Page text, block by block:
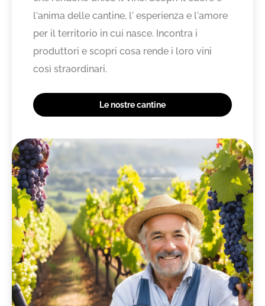
l'anima delle cantine, l' esperienza e l'amore
per il territorio in cui nasce. Incontra i
produttori e scopri cosa rende i loro vini
così straordinari.
Le nostre cantine